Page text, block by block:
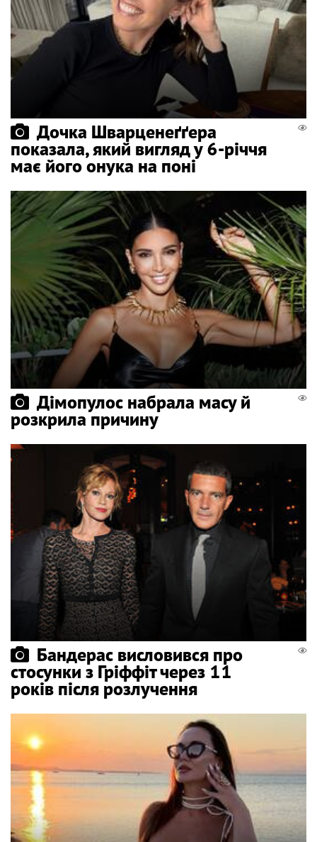
Дочка Шварценеґґера
показала, який вигляд у 6-річчя
має його онука на поні
Дімопулос набрала масу й
розкрила причину
Бандерас висловився про
стосунки з Гріффіт через 11
років після розлучення